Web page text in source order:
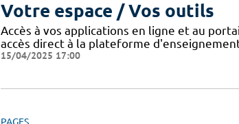
Votre espace / Vos outils
Accès à vos applications en ligne et au
accès direct à la plateforme
15/04/2025 17:00